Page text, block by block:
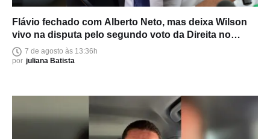
Flávio fechado com Alberto Neto, mas deixa Wilson
vivo na disputa pelo segundo voto da Direita no
Amazonas
7 de agosto às 13:36h
por juliana Batista